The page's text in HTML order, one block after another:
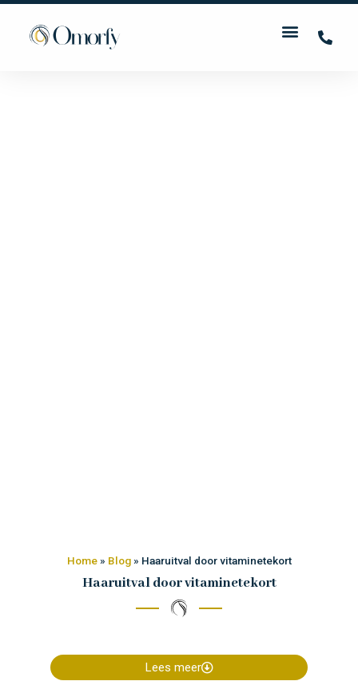
Home» Blog» Haaruitval door vitaminetekort
Haaruitval door vitaminetekort
Lees meer